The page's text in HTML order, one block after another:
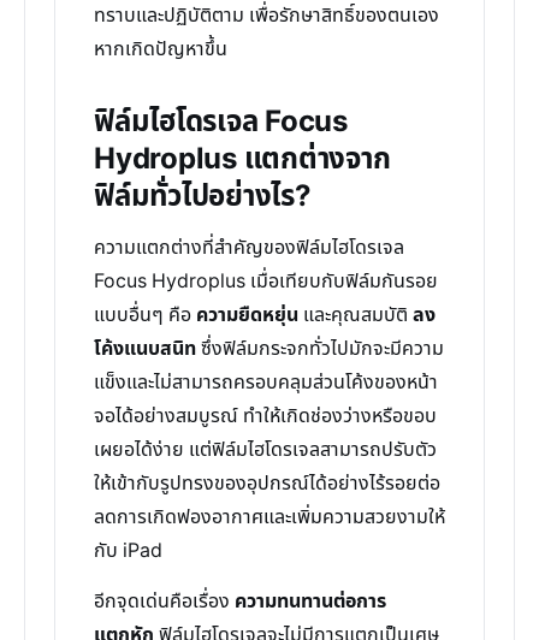
ทราบและปฏิบัติตาม เพื่อรักษาสิทธิ์ของตนเอง
หากเกิดปัญหาขึ้น
ฟิล์มไฮโดรเจล Focus
Hydroplus แตกต่างจาก
ฟิล์มทั่วไปอย่างไร?
ความแตกต่างที่สำคัญของฟิล์มไฮโดรเจล
Focus Hydroplus เมื่อเทียบกับฟิล์มกันรอย
แบบอื่นๆ คือ ความยืดหยุ่น และคุณสมบัติ ลง
โค้งแนบสนิทซึ่งฟิล์มกระจกทั่วไปมักจะมีความ
แข็งและไม่สามารถครอบคลุมส่วนโค้งของหน้า
จอได้อย่างสมบูรณ์ ทำให้เกิดช่องว่างหรือขอบ
เผยอได้ง่าย แต่ฟิล์มไฮโดรเจลสามารถปรับตัว
ให้เข้ากับรูปทรงของอุปกรณ์ได้อย่างไร้รอยต่อ
ลดการเกิดฟองอากาศและเพิ่มความสวยงามให้
กับ iPad
อีกจุดเด่นคือเรื่อง ความทนทานต่อการ